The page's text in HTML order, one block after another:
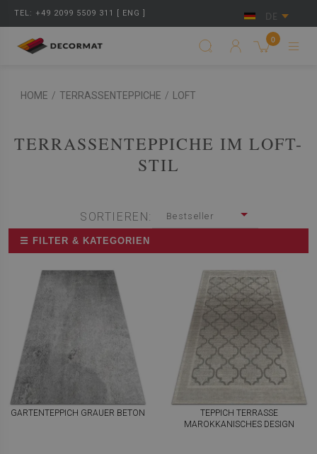
TEL: +49 2099 5509 311 [ ENG ] DE
0
HOME / TERRASSENTEPPICHE / LOFT
TERRASSENTEPPICHE IM LOFT-
STIL
SORTIEREN: Bestseller
☰ FILTER & KATEGORIEN
GARTENTEPPICH GRAUER BETON
TEPPICH TERRASSE
MAROKKANISCHES DESIGN